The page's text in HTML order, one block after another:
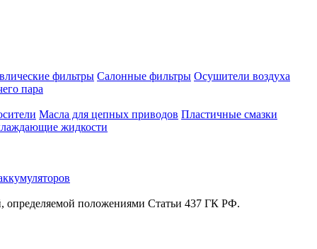
фильтры Салонные фильтры Осушители воздуха
пара
Масла для цепных приводов Пластичные смазки
жидкости
определяемой положениями Статьи 437 ГК РФ.